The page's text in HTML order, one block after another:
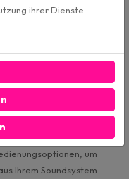
mit robuster
um eine kraftvolle,
Pioneer, Ground Zero,
mit Ihrem
sich ohne
lässt.
mit
um
Ihrem Soundsystem
ihrer Dienste